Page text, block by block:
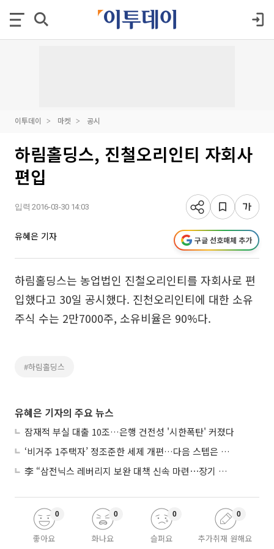
이투데이 마켓 공시
하림홀딩스, 진철오리인티 자회사
편입
입력 2016-03-30 14:03
유혜은 기자 구글 선호매체 추가
하림홀딩스는 농업법인 진철오리인티를 자회사로 편
입했다고 30일 공시했다. 진천오리인티에 대한 소유
주식 수는 2만7000주, 소유비율은 90%다.
#하림홀딩스
유혜은 기자의 주요 뉴스
잠재적 부실 대출 10조…은행 건전성 '시한폭탄' 커졌다
‘비거주 1주택자’ 정조준한 세제 개편…다음 스텝은 금융 대책
李 “삼전닉스 레버리지 보완 대책 신속 마련⋯장기 채무 과감히 탕감”
좋아요
0
화나요
0
슬퍼요
0
추가취재 원해요
0